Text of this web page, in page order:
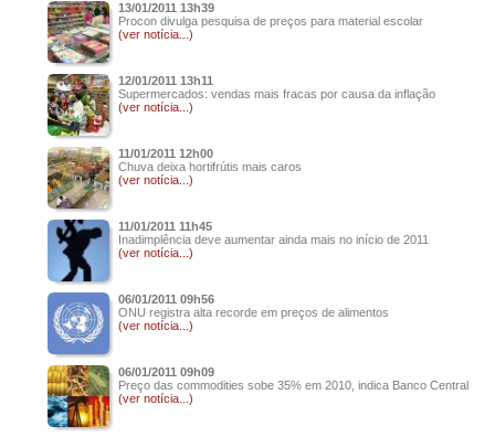
13/01/2011 13h39
Procon divulga pesquisa de preços para material escolar
(ver notícia...)
12/01/2011 13h11
Supermercados: vendas mais fracas por causa da inflação
(ver notícia...)
11/01/2011 12h00
Chuva deixa hortifrútis mais caros
(ver notícia...)
11/01/2011 11h45
Inadimplência deve aumentar ainda mais no início de 2011
(ver notícia...)
06/01/2011 09h56
ONU registra alta recorde em preços de alimentos
(ver notícia...)
06/01/2011 09h09
Preço das commodities sobe 35% em 2010, indica Banco Central
(ver notícia...)